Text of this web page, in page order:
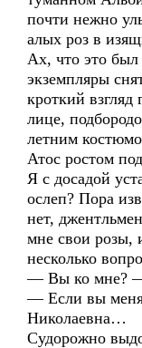
почти нежно
алых роз в
Ах, что это
экземпляры
кроткий взгляд
лице,
летним
Атос ростом
Я с досадой
ослеп? Пора
нет,
мне свои розы,
несколько
— Вы ко мне? —
— Если вы
Николаевна…
Судорожно